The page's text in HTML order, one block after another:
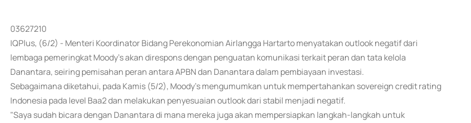
03627210
IQPlus, (6/2) - Menteri Koordinator Bidang Perekonomian Airlangga Hartarto menyatakan outlook negatif dari
lembaga pemeringkat Moody's akan direspons dengan penguatan komunikasi terkait peran dan tata kelola
Danantara, seiring pemisahan peran antara APBN dan Danantara dalam pembiayaan investasi.
Sebagaimana diketahui, pada Kamis (5/2), Moody's mengumumkan untuk mempertahankan sovereign credit rating
Indonesia pada level Baa2 dan melakukan penyesuaian outlook dari stabil menjadi negatif.
"Saya sudah bicara dengan Danantara di mana mereka juga akan mempersiapkan langkah-langkah untuk